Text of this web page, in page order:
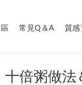
常見Q＆A 質
倍粥做法